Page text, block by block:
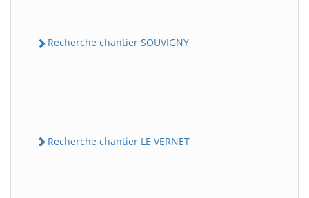
Recherche chantier SOUVIGNY
Recherche chantier LE VERNET